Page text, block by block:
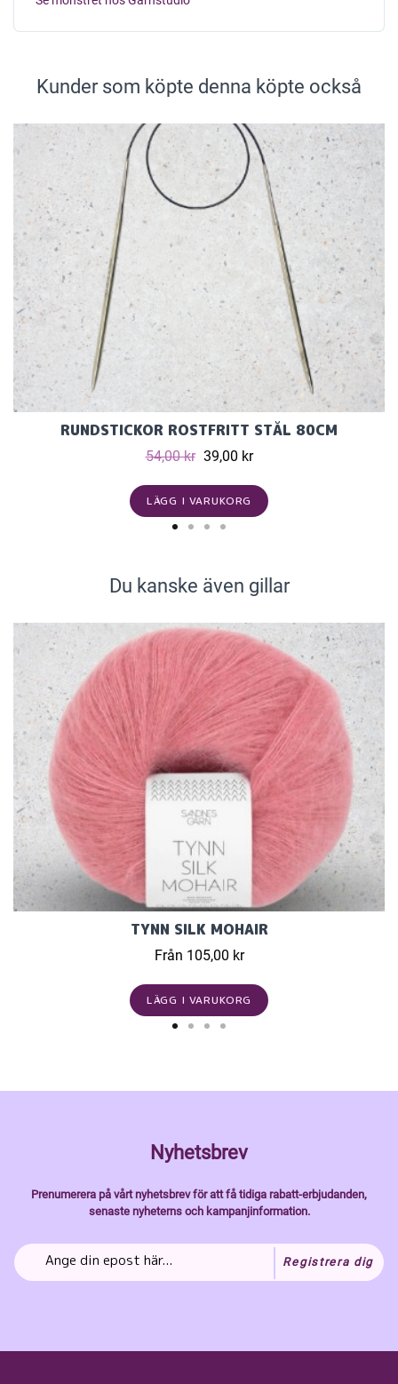
Kunder som köpte denna köpte också
RUNDSTICKOR ROSTFRITT STÅL 80CM
54,00 kr 39,00 kr
LÄGG I VARUKORG
Du kanske även gillar
TYNN SILK MOHAIR
Från 105,00 kr
LÄGG I VARUKORG
Nyhetsbrev
Prenumerera på vårt nyhetsbrev för att få tidiga rabatt-erbjudanden,
senaste nyheterns och kampanjinformation.
Registrera dig